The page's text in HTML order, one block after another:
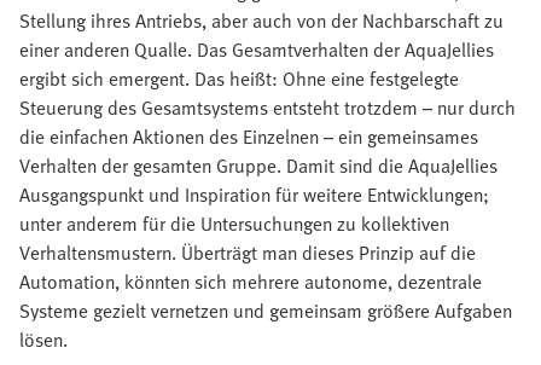
Stellung ihres Antriebs, aber auch von der Nachbarschaft zu
einer anderen Qualle. Das Gesamtverhalten der AquaJellies
ergibt sich emergent. Das heißt: Ohne eine festgelegte
Steuerung des Gesamtsystems entsteht trotzdem – nur durch
die einfachen Aktionen des Einzelnen – ein gemeinsames
Verhalten der gesamten Gruppe. Damit sind die AquaJellies
Ausgangspunkt und Inspiration für weitere Entwicklungen;
unter anderem für die Untersuchungen zu kollektiven
Verhaltensmustern. Überträgt man dieses Prinzip auf die
Automation, könnten sich mehrere autonome, dezentrale
Systeme gezielt vernetzen und gemeinsam größere Aufgaben
lösen.